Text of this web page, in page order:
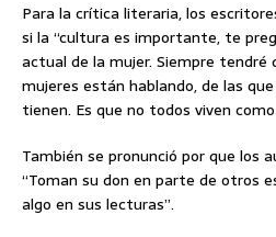
Para la crítica literaria, los
si la “cultura es importante, te
actual de la mujer. Siempre tendré
mujeres están hablando, de las
tienen. Es que no todos viven como
También se pronunció por que los
“Toman su don en parte de otros
algo en sus lecturas”.